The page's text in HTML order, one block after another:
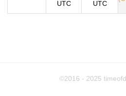
UTC
UTC
©2016 - 2025